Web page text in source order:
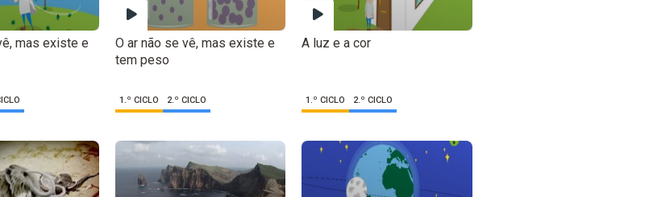
mas existe e
O ar não se vê, mas existe e
tem peso
1.º CICLO 2.º CICLO
A luz e a cor
1.º CICLO 2.º CICLO